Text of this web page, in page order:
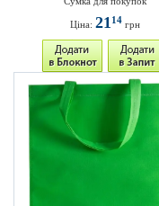
Ціна: 2114 грн